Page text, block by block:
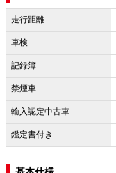
走行距離
車検
記録簿
禁煙車
輸入認定中古車
鑑定書付き